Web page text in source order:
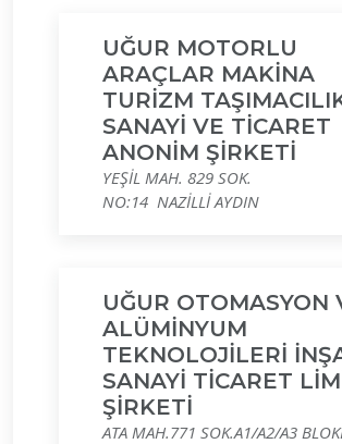
UĞUR MOTORLU
ARAÇLAR MAKİNA
TURİZM
SANAYİ VE TİCARET
ANONİM ŞİRKETİ
YEŞİL MAH. 829 SOK.
NO:14 NAZİLLİ AYDIN
UĞUR OTOMASYON
ALÜMİNYUM
TEKNOLOJİLERİ
SANAYİ TİCARET
ŞİRKETİ
ATA MAH.771 SOK.A1/A2/A3